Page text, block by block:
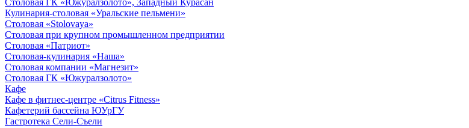
Столовая ГК «Южуралзолото», Западный Курасан
Кулинария-столовая «Уральские пельмени»
Столовая «Stolovaya»
Столовая при крупном промышленном предприятии
Столовая «Патриот»
Столовая-кулинария «Наша»
Столовая компании «Магнезит»
Столовая ГК «Южуралзолото»
Кафе
Кафе в фитнес-центре «Citrus Fitness»
Кафетерий бассейна ЮУрГУ
Гастротека Сели-Съели